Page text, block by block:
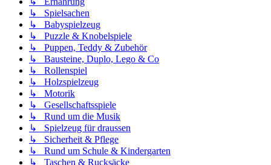
↳ Spielsachen
↳ Babyspielzeug
↳ Puzzle & Knobelspiele
↳ Puppen, Teddy & Zubehör
↳ Bausteine, Duplo, Lego & Co
↳ Rollenspiel
↳ Holzspielzeug
↳ Motorik
↳ Gesellschaftsspiele
↳ Rund um die Musik
↳ Spielzeug für draussen
↳ Sicherheit & Pflege
↳ Rund um Schule & Kindergarten
↳ Taschen & Rucksäcke